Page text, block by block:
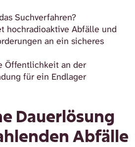
Suchverfahren?
hochradioaktive Abfälle und
an ein sicheres
Öffentlichkeit an der
für ein Endlager
Dauerlösung
Abfälle